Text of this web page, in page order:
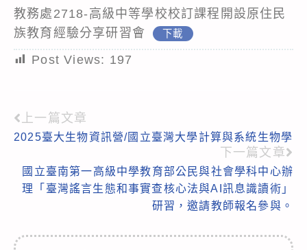
教務處2718-高級中等學校校訂課程開設原住民
族教育經驗分享研習會
下載
Post Views: 197
Read
more
articles
上一篇文章
2025臺大生物資訊營/國立臺灣大學計算與系統生物學
下一篇文章
國立臺南第一高級中學教育部公民與社會學科中心辦
理「臺灣謠言生態和事實查核心法與AI訊息識讀術」
研習，邀請教師報名參與。